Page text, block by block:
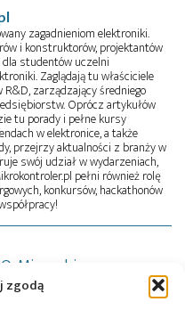
zgodą
zagadnieniom elektroniki.
i konstruktorów, projektantów
studentów uczelni
Zaglądają tu właściciele
zarządzający średniego
Oprócz artykułów
tu porady i pełne kursy
w elektronice, a także
przejrzy aktualności z branży w
swój udział w wydarzeniach,
pełni również rolę
konkursów, hackathonów
Microchip